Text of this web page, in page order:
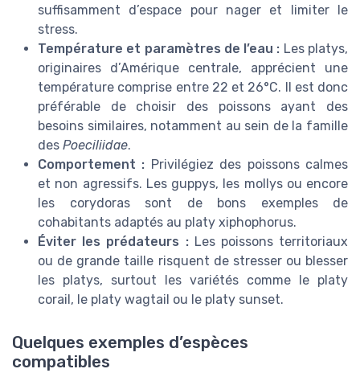
suffisamment d’espace pour nager et limiter le
stress.
Température et paramètres de l’eau : Les platys,
originaires d’Amérique centrale, apprécient une
température comprise entre 22 et 26°C. Il est donc
préférable de choisir des poissons ayant des
besoins similaires, notamment au sein de la famille
des Poeciliidae.
Comportement : Privilégiez des poissons calmes
et non agressifs. Les guppys, les mollys ou encore
les corydoras sont de bons exemples de
cohabitants adaptés au platy xiphophorus.
Éviter les prédateurs :Les poissons territoriaux
ou de grande taille risquent de stresser ou blesser
les platys, surtout les variétés comme le platy
corail, le platy wagtail ou le platy sunset.
Quelques exemples d’espèces
compatibles